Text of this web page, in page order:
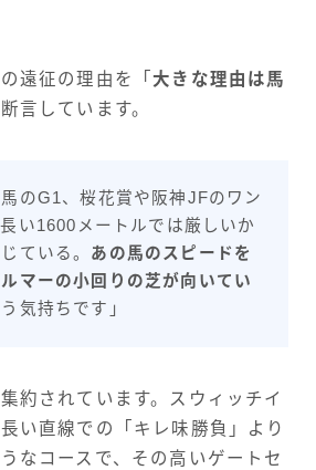
遠征の理由を「大きな理由は馬
言しています。
馬のG1、桜花賞や阪神JFのワン
い1600メートルでは厳しいか
ている。 あの馬のスピードを
マーの小回りの芝が向いてい
気持ちです」
約されています。スウィッチイ
い直線での「キレ味勝負」より
なコースで、その高いゲートセ